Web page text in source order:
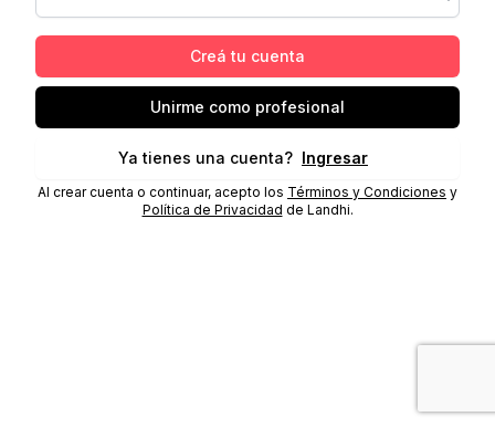
Creá tu cuenta
Unirme como profesional
Ya tienes una cuenta? Ingresar
Al crear cuenta o continuar, acepto los Términos y Condiciones y
Política de Privacidad de Landhi.